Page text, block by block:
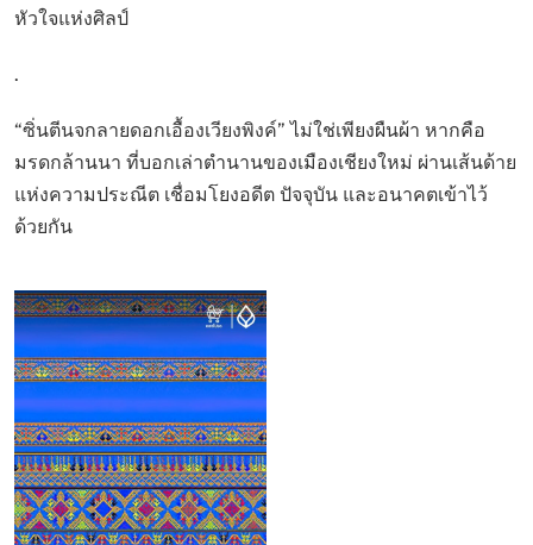
หัวใจแห่งศิลป์
.
“ซิ่นตีนจกลายดอกเอื้องเวียงพิงค์” ไม่ใช่เพียงผืนผ้า หากคือ
มรดกล้านนา ที่บอกเล่าตำนานของเมืองเชียงใหม่ ผ่านเส้นด้าย
แห่งความประณีต เชื่อมโยงอดีต ปัจจุบัน และอนาคตเข้าไว้
ด้วยกัน